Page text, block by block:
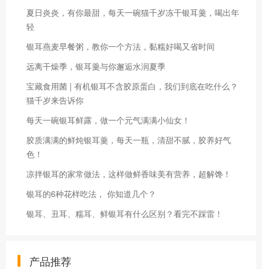
夏日炎炎，有你最甜，每天一碗猫千岁冻干银耳羹，喝出年
轻
银耳燕麦早餐粥，教你一个方法，黏糯好喝又省时间
远离干燥季，银耳羹与你邂逅水润夏季
宝藏食用菌 | 有机银耳不含胶原蛋白，我们到底在吃什么？
猫千岁来告诉你
每天一碗银耳鲜露，做一个元气满满小仙女！
胶质满满的鲜炖银耳羹，每天一瓶，清甜不腻，胶养好气
色！
凉拌银耳的家常做法，这样做鲜香味美有营养，超解馋！
银耳的6种花样吃法， 你知道几个？
银耳、丑耳、糯耳、鲜银耳有什么区别？看完不踩雷！
产品推荐